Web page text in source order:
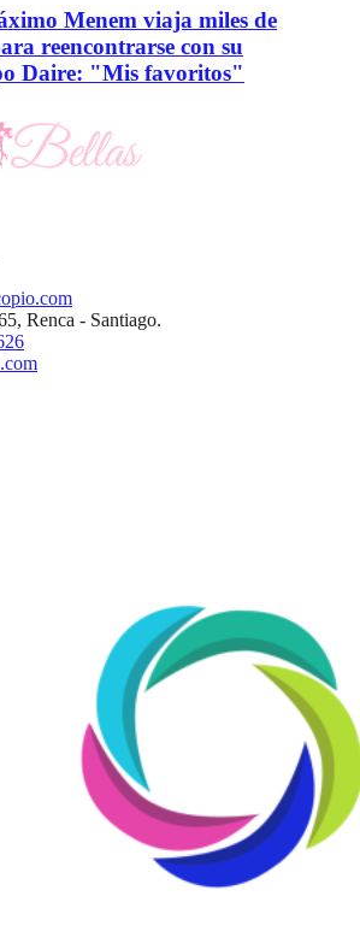
Menem viaja miles de
reencontrarse con su
Daire: "Mis favoritos"
Renca - Santiago.